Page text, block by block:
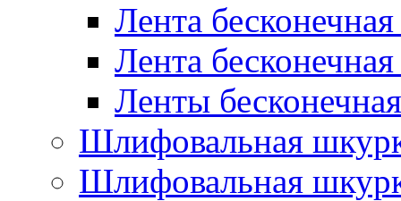
Лента
Лента
Ленты
Шлифовальная
Шлифовальная